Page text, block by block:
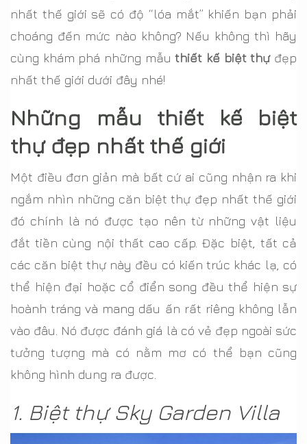
nhất thế giới sẽ có độ “lóa mắt” khiến bạn phải
choáng đến mức nào không? Nếu không thì hãy
cùng khám phá những mẫuthiết kế biệt thự đẹp
nhất thế giới dưới đây nhé!
Những mẫu thiết kế biệt
thự đẹp nhất thế giới
Một điều đơn giản mà bất cứ ai cũng nhận ra khi
ngắm nhìn những căn biệt thự đẹp nhất thế giới
đó chính là nó được tạo nên từ những vật liệu
đắt tiền cùng nội thất cao cấp. Đặc biệt, tất cả
các căn biệt thự này đều có kiến trúc khác lạ, có
thể hiện đại hoặc cổ điển song đều thể hiện sự
hoành tráng và mang dấu ấn rất riêng không lẫn
vào đâu. Nó được đánh giá là có vẻ đẹp ngoài sức
tưởng tượng mà có nằm mơ có thể bạn cũng
không hình dung ra được.
1. Biệt thự Sky Garden Villa